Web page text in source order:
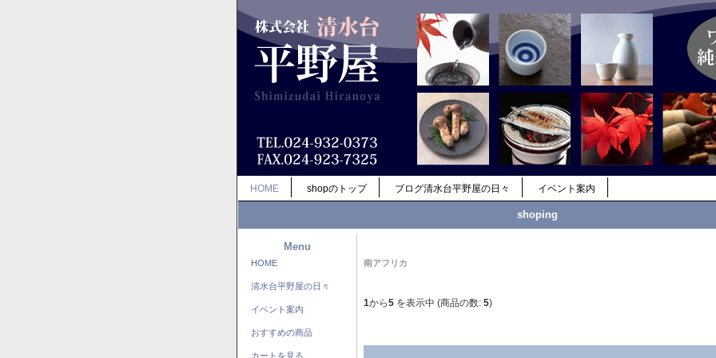
HOME shopのトップ ブログ清水台平野屋の日々 イベント案内
shoping
Menu
HOME
清水台平野屋の日々
イベント案内
おすすめの商品
カートを見る
南アフリカ
1から5 を表示中 (商品の数: 5)